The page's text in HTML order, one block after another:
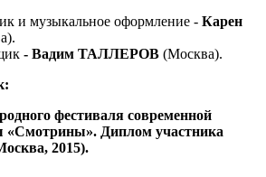
и музыкальное оформление - Карен
- Вадим ТАЛЛЕРОВ (Москва).
фестиваля современной
«Смотрины». Диплом участника
2015).